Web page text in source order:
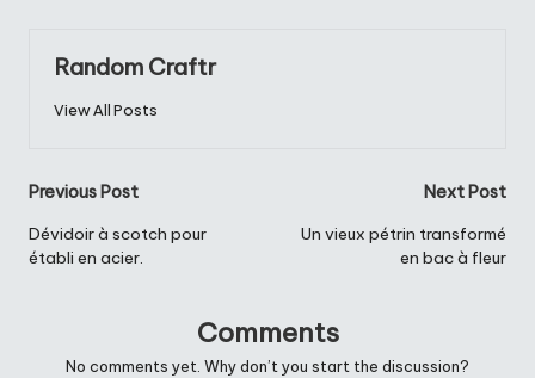
Random Craftr
View All Posts
Post
navigation
Previous Post
Dévidoir à scotch pour
établi en acier.
Next Post
Un vieux pétrin transformé
en bac à fleur
Comments
No comments yet. Why don’t you start the discussion?